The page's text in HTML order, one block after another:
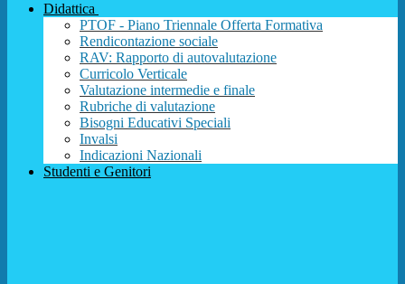
Didattica
PTOF - Piano Triennale Offerta Formativa
Rendicontazione sociale
RAV: Rapporto di autovalutazione
Curricolo Verticale
Valutazione intermedie e finale
Rubriche di valutazione
Bisogni Educativi Speciali
Invalsi
Indicazioni Nazionali
Studenti e Genitori